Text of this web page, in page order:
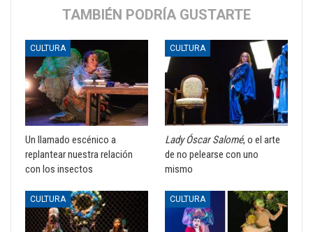
TAMBIÉN PODRÍA GUSTARTE
CULTURA
Un llamado escénico a
replantear nuestra relación
con los insectos
CULTURA
Lady Óscar Salomé, o el arte
de no pelearse con uno
mismo
CULTURA CULTURA